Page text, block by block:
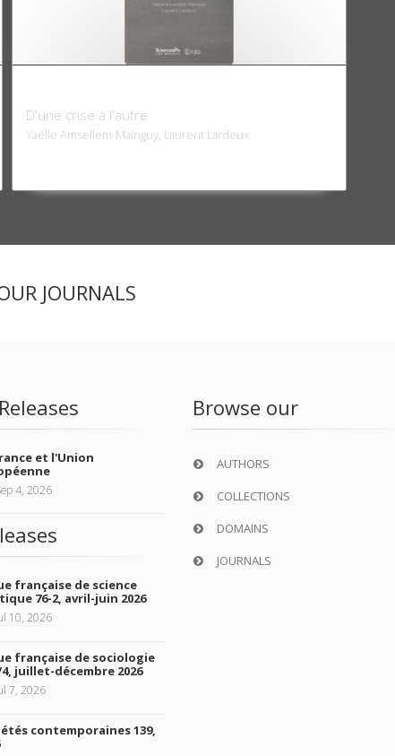
D'une crise à l'autre
Yaëlle Amsellem-Mainguy, Laurent Lardeux
JOURNALS
et l'Union
4, 2026
française de science
76-2, avril-juin 2026
10, 2026
française de sociologie
4, juillet-décembre 2026
7, 2026
contemporaines 139,
Browse our
AUTHORS
COLLECTIONS
DOMAINS
JOURNALS